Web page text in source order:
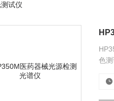
试仪
色
数